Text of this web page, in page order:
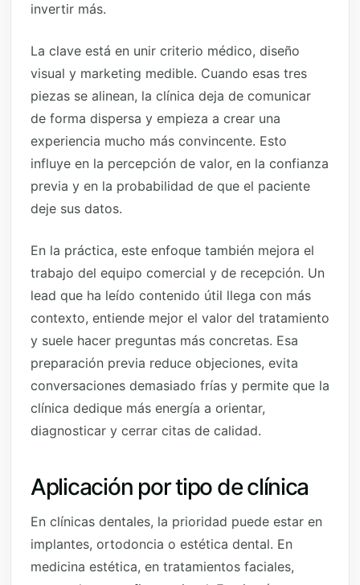
invertir más.
La clave está en unir criterio médico, diseño
visual y marketing medible. Cuando esas tres
piezas se alinean, la clínica deja de comunicar
de forma dispersa y empieza a crear una
experiencia mucho más convincente. Esto
influye en la percepción de valor, en la confianza
previa y en la probabilidad de que el paciente
deje sus datos.
En la práctica, este enfoque también mejora el
trabajo del equipo comercial y de recepción. Un
lead que ha leído contenido útil llega con más
contexto, entiende mejor el valor del tratamiento
y suele hacer preguntas más concretas. Esa
preparación previa reduce objeciones, evita
conversaciones demasiado frías y permite que la
clínica dedique más energía a orientar,
diagnosticar y cerrar citas de calidad.
Aplicación por tipo de clínica
En clínicas dentales, la prioridad puede estar en
implantes, ortodoncia o estética dental. En
medicina estética, en tratamientos faciales,